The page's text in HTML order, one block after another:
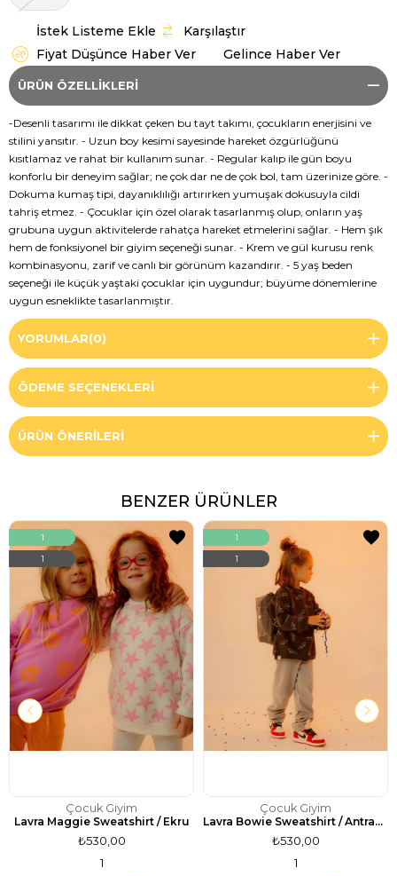
İstek Listeme Ekle
Karşılaştır
Fiyat Düşünce Haber Ver
Gelince Haber Ver
ÜRÜN ÖZELLIKLERI
-Desenli tasarımı ile dikkat çeken bu tayt takımı, çocukların enerjisini ve
stilini yansıtır. - Uzun boy kesimi sayesinde hareket özgürlüğünü
kısıtlamaz ve rahat bir kullanım sunar. - Regular kalıp ile gün boyu
konforlu bir deneyim sağlar; ne çok dar ne de çok bol, tam üzerinize göre. -
Dokuma kumaş tipi, dayanıklılığı artırırken yumuşak dokusuyla cildi
tahriş etmez. - Çocuklar için özel olarak tasarlanmış olup, onların yaş
grubuna uygun aktivitelerde rahatça hareket etmelerini sağlar. - Hem şık
hem de fonksiyonel bir giyim seçeneği sunar. - Krem ve gül kurusu renk
kombinasyonu, zarif ve canlı bir görünüm kazandırır. - 5 yaş beden
seçeneği ile küçük yaştaki çocuklar için uygundur; büyüme dönemlerine
uygun esneklikte tasarlanmıştır.
YORUMLAR(0)
ÖDEME SEÇENEKLERI
ÜRÜN ÖNERILERI
BENZER ÜRÜNLER
Çocuk Giyim
Lavra Maggie Sweatshirt / Ekru
1
₺530,00
1
1
Çocuk Giyim
Lavra Bowie Sweatshirt / Antrasit
1
₺530,00
1
1